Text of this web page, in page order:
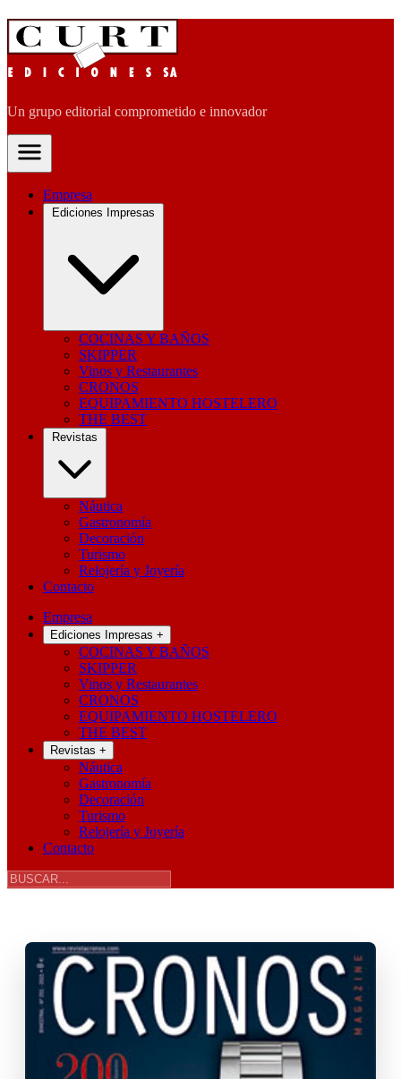
Un grupo editorial comprometido e innovador
Empresa
Ediciones Impresas
COCINAS Y BAÑOS
SKIPPER
Vinos y Restaurantes
CRONOS
EQUIPAMIENTO HOSTELERO
THE BEST
Revistas
Náutica
Gastronomía
Decoración
Turismo
Relojería y Joyería
Contacto
Empresa
Ediciones Impresas +
COCINAS Y BAÑOS
SKIPPER
Vinos y Restaurantes
CRONOS
EQUIPAMIENTO HOSTELERO
THE BEST
Revistas +
Náutica
Gastronomía
Decoración
Turismo
Relojería y Joyería
Contacto